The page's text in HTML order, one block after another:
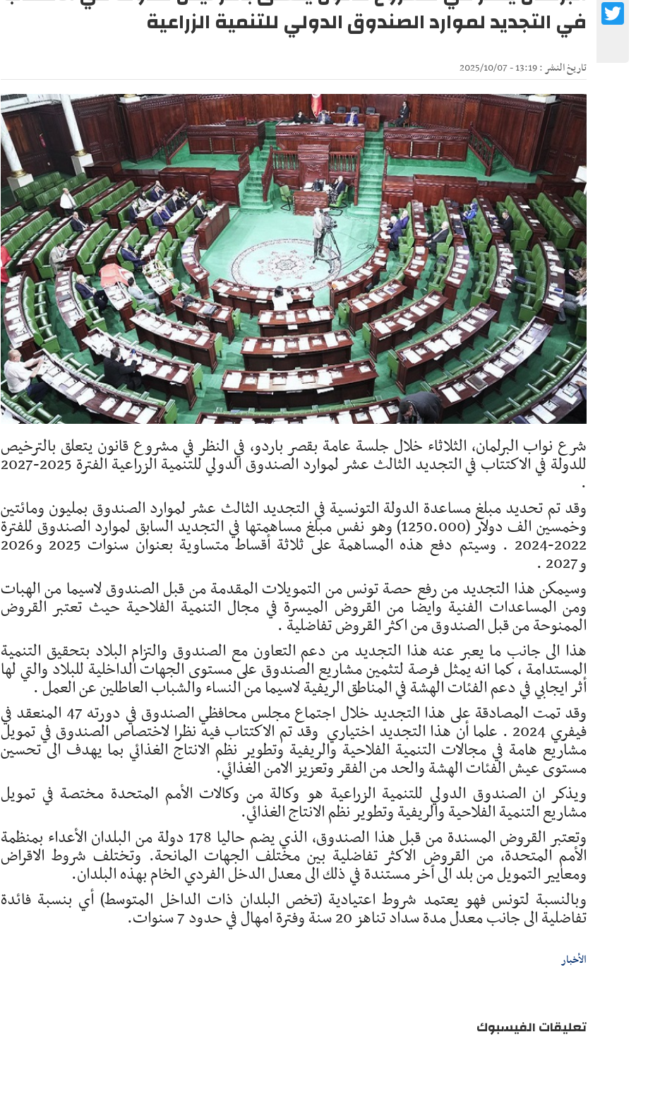
في التجديد لموارد الصندوق الدولي للتنمية الزراعية
تاريخ النشر : 13:19 - 2025/10/07
شرع نواب البرلمان، الثلاثاء خلال جلسة عامة بقصر باردو، في النظر في مشروع قانون يتعلق بالترخيص
للدولة في الاكتتاب في التجديد الثالث عشر لموارد الصندوق الدولي للتنمية الزراعية الفترة 2025-2027
.
وقد تم تحديد مبلغ مساعدة الدولة التونسية في التجديد الثالث عشر لموارد الصندوق بمليون ومائتين
وخمسين الف دولار (1250.000) وهو نفس مبلغ مساهمتها في التجديد السابق لموارد الصندوق للفترة
2022-2024 . وسيتم دفع هذه المساهمة على ثلاثة أقساط متساوية بعنوان سنوات 2025 و2026
و2027 .
وسيمكن هذا التجديد من رفع حصة تونس من التمويلات المقدمة من قبل الصندوق لاسيما من الهبات
ومن المساعدات الفنية وايضا من القروض الميسرة في مجال التنمية الفلاحية حيث تعتبر القروض
الممنوحة من قبل الصندوق من اكثر القروض تفاضلية .
هذا الى جانب ما يعبر عنه هذا التجديد من دعم التعاون مع الصندوق والتزام البلاد بتحقيق التنمية
المستدامة ، كما انه يمثل فرصة لتثمين مشاريع الصندوق على مستوى الجهات الداخلية للبلاد والتي لها
أثر ايجابي في دعم الفئات الهشة في المناطق الريفية لاسيما من النساء والشباب العاطلين عن العمل .
وقد تمت المصادقة على هذا التجديد خلال اجتماع مجلس محافظي الصندوق في دورته 47 المنعقد في
فيفري 2024 . علما أن هذا التجديد اختياري وقد تم الاكتتاب فيه نظرا لاختصاص الصندوق في تمويل
مشاريع هامة في مجالات التنمية الفلاحية والريفية وتطوير نظم الانتاج الغذائي بما يهدف الى تحسين
مستوى عيش الفئات الهشة والحد من الفقر وتعزيز الامن الغذائي.
ويذكر ان الصندوق الدولي للتنمية الزراعية هو وكالة من وكالات الأمم المتحدة مختصة في تمويل
مشاريع التنمية الفلاحية والريفية وتطوير نظم الانتاج الغذائي.
وتعتبر القروض المسندة من قبل هذا الصندوق، الذي يضم حاليا 178 دولة من البلدان الأعداء بمنظمة
الأمم المتحدة، من القروض الاكثر تفاضلية بين مختلف الجهات المانحة. وتختلف شروط الاقراض
ومعايير التمويل من بلد الى ٱخر مستندة في ذلك الى معدل الدخل الفردي الخام بهذه البلدان.
وبالنسبة لتونس فهو يعتمد شروط اعتيادية (تخص البلدان ذات الداخل المتوسط) أي بنسبة فائدة
تفاضلية الى جانب معدل مدة سداد تناهز 20 سنة وفترة امهال في حدود 7 سنوات.
الأخبار
Twitter
تعليقات الفيسبوك